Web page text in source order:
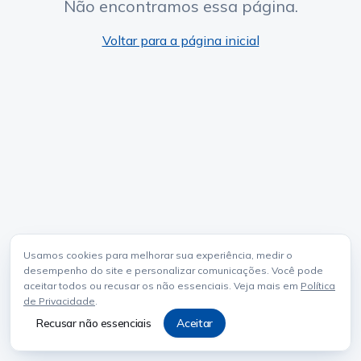
Usamos cookies para melhorar sua experiência, medir o
desempenho do site e personalizar comunicações. Você pode
aceitar todos ou recusar os não essenciais. Veja mais em Política
de Privacidade.
Recusar não essenciais Aceitar
Não encontramos essa página.
Voltar para a página inicial